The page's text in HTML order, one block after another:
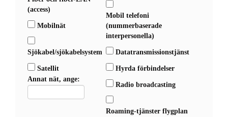
(access)
Mobilnät
Sjökabel/sjökabelsystem
Satellit
Annat nät, ange:
Mobil telefoni
(nummerbaserade
interpersonella)
Datatransmissionstjänst
Hyrda förbindelser
Radio broadcasting
Roaming-tjänster flygplan